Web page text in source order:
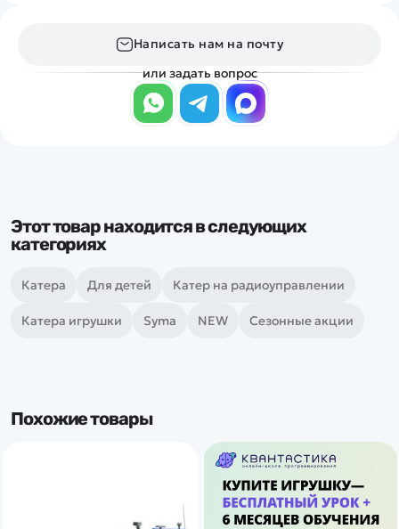
Написать нам на почту
или задать вопрос
Этот товар находится в следующих
категориях
Катера Для детей Катер на радиоуправлении
Катера игрушки Syma NEW Сезонные акции
Похожие товары